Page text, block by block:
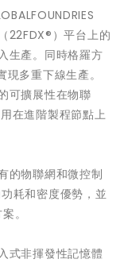
22FDX®）平台上的
生產。同時格羅方
多重下線生產。
可擴展性在物聯
在進階製程節點上
的物聯網和微控制
耗和密度優勢，並
。
式非揮發性記憶體